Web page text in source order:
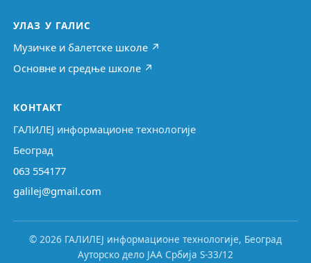
УЛАЗ У ГАЛИС
Музичке и балетске школе ↗
Основне и средње школе ↗
КОНТАКТ
ГАЛИЛЕЈ информационе технологије
Београд
063 554177
galilej@gmail.com
© 2026 ГАЛИЛЕЈ информационе технологије, Београд
Ауторско дело ЈАА Србија S-33/12